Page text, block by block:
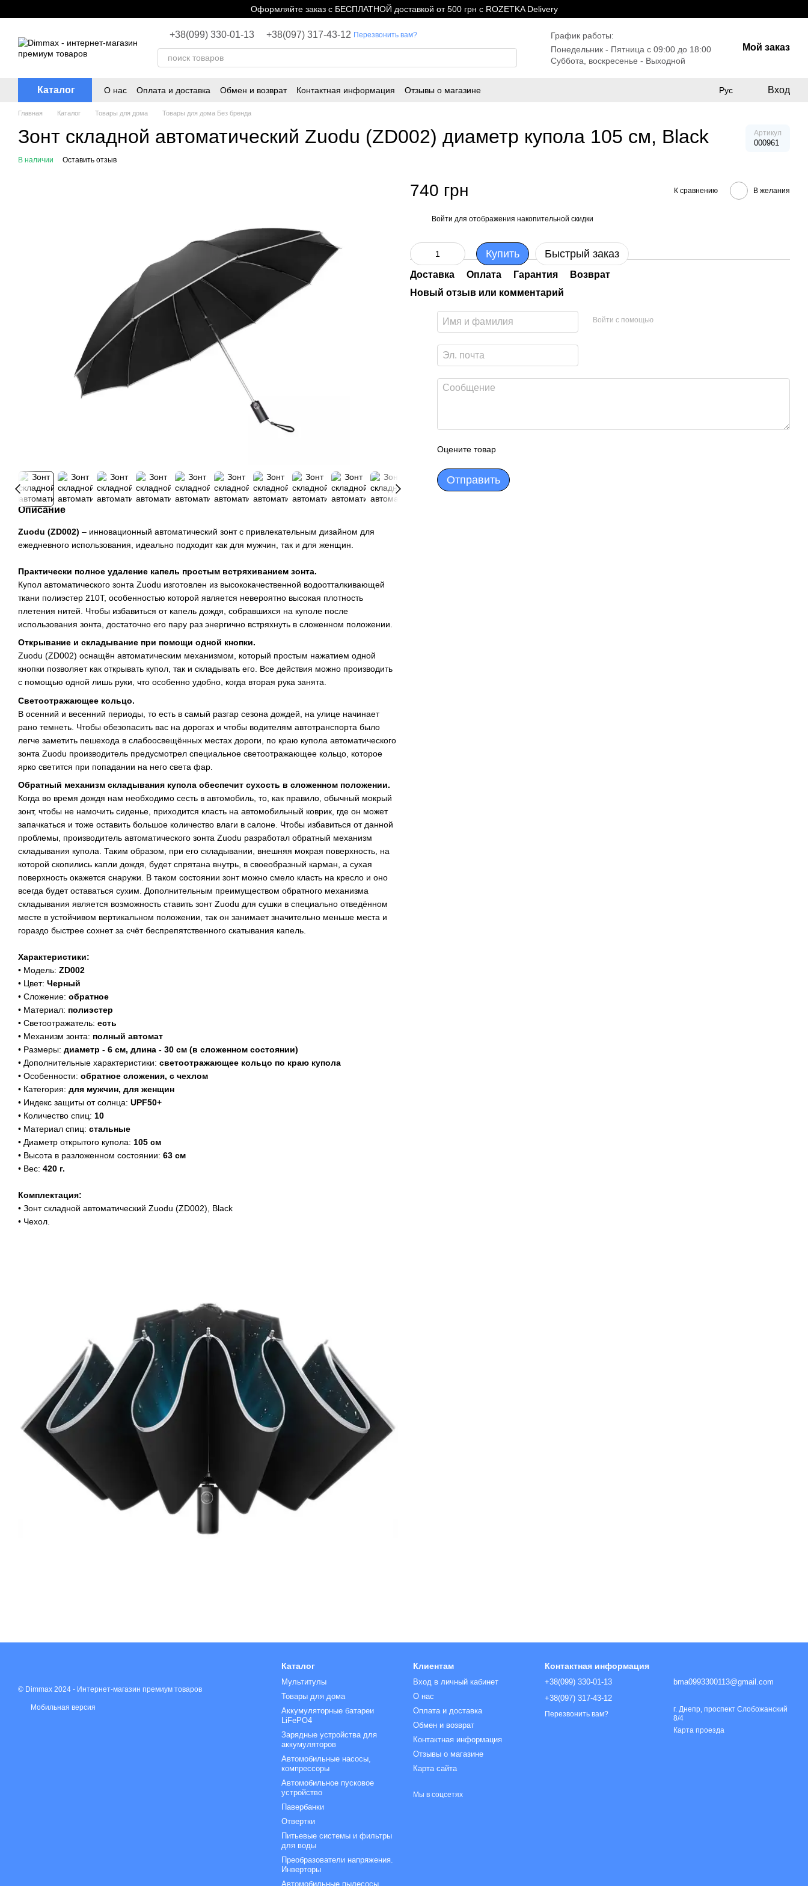
Оформляйте заказ с БЕСПЛАТНОЙ доставкой от 500 грн с ROZETKA Delivery
+38(099) 330-01-13 +38(097) 317-43-12 Перезвонить вам?
График работы:
Понедельник - Пятница с 09:00 до 18:00
Суббота, воскресенье - Выходной
Мой заказ
Каталог О нас Оплата и доставка Обмен и возврат Контактная информация Отзывы о магазине Рус Вход
Главная Каталог Товары для дома Товары для дома Без бренда
Зонт складной автоматический Zuodu (ZD002) диаметр купола 105 см, Black Артикул
000961
В наличии Оставить отзыв
Описание
Zuodu (ZD002) – инновационный автоматический зонт с привлекательным дизайном для
ежедневного использования, идеально подходит как для мужчин, так и для женщин.
Практически полное удаление капель простым встряхиванием зонта.
Купол автоматического зонта Zuodu изготовлен из высококачественной водоотталкивающей
ткани полиэстер 210T, особенностью которой является невероятно высокая плотность
плетения нитей. Чтобы избавиться от капель дождя, собравшихся на куполе после
использования зонта, достаточно его пару раз энергично встряхнуть в сложенном положении.
Открывание и складывание при помощи одной кнопки.
Zuodu (ZD002) оснащён автоматическим механизмом, который простым нажатием одной
кнопки позволяет как открывать купол, так и складывать его. Все действия можно производить
с помощью одной лишь руки, что особенно удобно, когда вторая рука занята.
Светоотражающее кольцо.
В осенний и весенний периоды, то есть в самый разгар сезона дождей, на улице начинает
рано темнеть. Чтобы обезопасить вас на дорогах и чтобы водителям автотранспорта было
легче заметить пешехода в слабоосвещённых местах дороги, по краю купола автоматического
зонта Zuodu производитель предусмотрел специальное светоотражающее кольцо, которое
ярко светится при попадании на него света фар.
Обратный механизм складывания купола обеспечит сухость в сложенном положении.
Когда во время дождя нам необходимо сесть в автомобиль, то, как правило, обычный мокрый
зонт, чтобы не намочить сиденье, приходится класть на автомобильный коврик, где он может
запачкаться и тоже оставить большое количество влаги в салоне. Чтобы избавиться от данной
проблемы, производитель автоматического зонта Zuodu разработал обратный механизм
складывания купола. Таким образом, при его складывании, внешняя мокрая поверхность, на
которой скопились капли дождя, будет спрятана внутрь, в своеобразный карман, а сухая
поверхность окажется снаружи. В таком состоянии зонт можно смело класть на кресло и оно
всегда будет оставаться сухим. Дополнительным преимуществом обратного механизма
складывания является возможность ставить зонт Zuodu для сушки в специально отведённом
месте в устойчивом вертикальном положении, так он занимает значительно меньше места и
гораздо быстрее сохнет за счёт беспрепятственного скатывания капель.
Характеристики:
• Модель: ZD002
• Цвет: Черный
• Сложение: обратное
• Материал: полиэстер
• Светоотражатель: есть
• Механизм зонта: полный автомат
• Размеры: диаметр - 6 см, длина - 30 см (в сложенном состоянии)
• Дополнительные характеристики: светоотражающее кольцо по краю купола
• Особенности: обратное сложения, с чехлом
• Категория: для мужчин, для женщин
• Индекс защиты от солнца: UPF50+
• Количество спиц: 10
• Материал спиц: стальные
• Диаметр открытого купола: 105 см
• Высота в разложенном состоянии: 63 см
• Вес: 420 г.
Комплектация:
• Зонт складной автоматический Zuodu (ZD002), Black
• Чехол.
740 грн К сравнению В желания
Войти для отображения накопительной скидки
Купить Быстрый заказ
Доставка Оплата Гарантия
Возврат
Новый отзыв или комментарий
Войти с помощью
Оцените товар
Отправить
© Dimmax 2024 - Интернет-магазин премиум товаров
Мобильная версия
Каталог
Мультитулы
Товары для дома
Аккумуляторные батареи
LiFePO4
Зарядные устройства для
аккумуляторов
Автомобильные насосы,
компрессоры
Автомобильное пусковое
устройство
Павербанки
Отвертки
Питьевые системы и фильтры
для воды
Преобразователи напряжения.
Инверторы
Автомобильные пылесосы
Клиентам
Вход в личный кабинет
О нас
Оплата и доставка
Обмен и возврат
Контактная информация
Отзывы о магазине
Карта сайта
Мы в соцсетях
Контактная информация
+38(099) 330-01-13
+38(097) 317-43-12
Перезвонить вам?
bma0993300113@gmail.com
г. Днепр, проспект Слобожанский
8/4
Карта проезда